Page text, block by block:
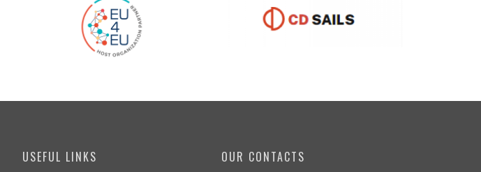
USEFUL LINKS OUR CONTACTS